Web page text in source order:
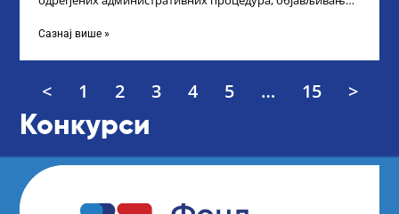
награда ученицима
Сазнај више »
< 1 2 3 4 5 … 15 >
Конкурси